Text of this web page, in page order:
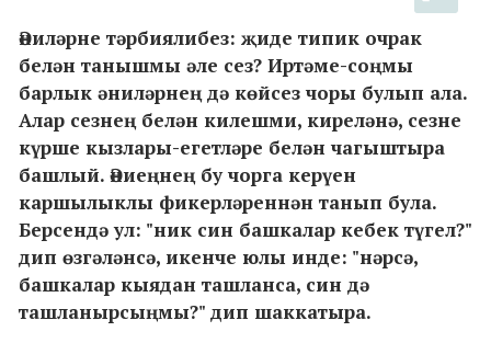
Әниләрне тәрбиялибез: җиде типик очрак
белән танышмы әле сез? Иртәме-соңмы
барлык әниләрнең дә көйсез чоры булып ала.
Алар сезнең белән килешми, киреләнә, сезне
күрше кызлары-егетләре белән чагыштыра
башлый. Әниеңнең бу чорга керүен
каршылыклы фикерләреннән танып була.
Берсендә ул: "ник син башкалар кебек түгел?"
дип өзгәләнсә, икенче юлы инде: "нәрсә,
башкалар кыядан ташланса, син дә
ташланырсыңмы?" дип шаккатыра.